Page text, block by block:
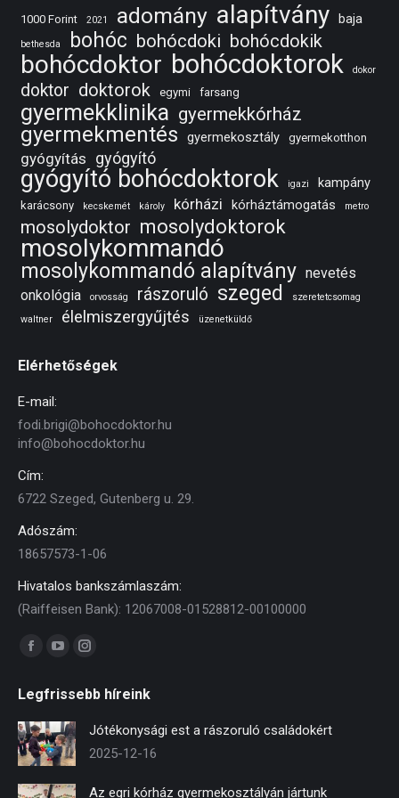
1000 Forint 2021 adomány alapítvány baja
bethesda bohóc bohócdoki bohócdokik
bohócdoktor bohócdoktorok dokor
doktor doktorok egymi farsang
gyermekklinika gyermekkórház
gyermekmentés gyermekosztály gyermekotthon
gyógyítás gyógyító
gyógyító bohócdoktorok igazi kampány
karácsony kecskemét károly kórházi kórháztámogatás metro
mosolydoktor mosolydoktorok
mosolykommandó
mosolykommandó alapítvány nevetés
onkológia
orvosság rászoruló szeged
szeretetcsomag
waltner
élelmiszergyűjtés üzenetküldő
Elérhetőségek
E-mail:
fodi.brigi@bohocdoktor.hu
info@bohocdoktor.hu
Cím:
6722 Szeged, Gutenberg u. 29.
Adószám:
18657573-1-06
Hivatalos bankszámlaszám:
(Raiffeisen Bank): 12067008-01528812-00100000
Find us on:
Facebook
opens
in
new
YouTube
opens
in
new
Instagram
opens
new
Legfrissebb híreink
Jótékonysági est a rászoruló családokért
2025-12-16
Az egri kórház gyermekosztályán jártunk